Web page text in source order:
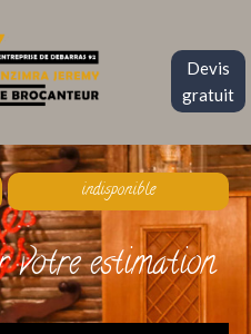
Devis
gratuit
indisponible
votre estimation